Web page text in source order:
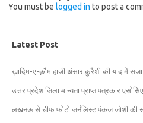
You must be logged in to post a
Latest Post
ख़ादिम-ए-क़ौम हाजी अंसार कुरैशी की याद में
उत्तर प्रदेश जिला मान्यता प्राप्त पत्रकार
लखनऊ से चीफ फोटो जर्नलिस्ट पंकज जोशी की